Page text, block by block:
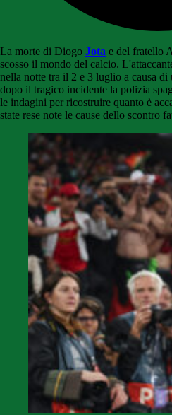
La morte di Diogo Jota e del fratello
scosso il mondo del calcio.
nella notte tra il 2 e 3 luglio a causa
dopo il tragico incidente la polizia
le indagini per ricostruire quanto è
state rese note le cause dello scontro